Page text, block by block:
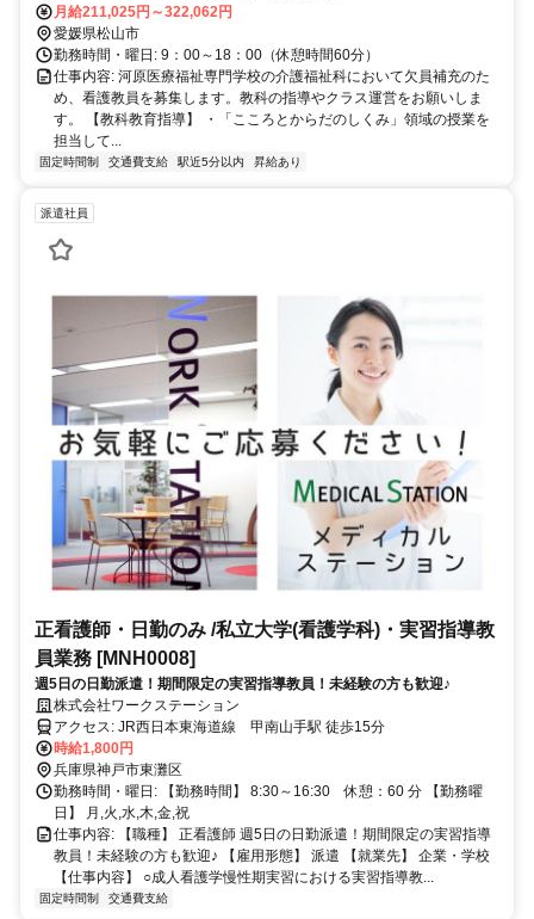
月給211,025円～322,062円
愛媛県松山市
勤務時間・曜日: 9：00～18：00（休憩時間60分）
仕事内容: 河原医療福祉専門学校の介護福祉科において欠員補充のた
め、看護教員を募集します。教科の指導やクラス運営をお願いしま
す。 【教科教育指導】 ・「こころとからだのしくみ」領域の授業を
担当して...
固定時間制 交通費支給 駅近5分以内 昇給あり
派遣社員
正看護師・日勤のみ /私立大学(看護学科)・実習指導教
員業務 [MNH0008]
週5日の日勤派遣！期間限定の実習指導教員！未経験の方も歓迎♪
株式会社ワークステーション
アクセス: JR西日本東海道線 甲南山手駅 徒歩15分
時給1,800円
兵庫県神戸市東灘区
勤務時間・曜日: 【勤務時間】 8:30～16:30 休憩：60 分 【勤務曜
日】 月,火,水,木,金,祝
仕事内容: 【職種】 正看護師 週5日の日勤派遣！期間限定の実習指導
教員！未経験の方も歓迎♪ 【雇用形態】 派遣 【就業先】 企業・学校
【仕事内容】 ○成人看護学慢性期実習における実習指導教...
固定時間制 交通費支給